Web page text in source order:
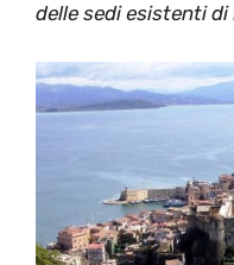
delle sedi esistenti di